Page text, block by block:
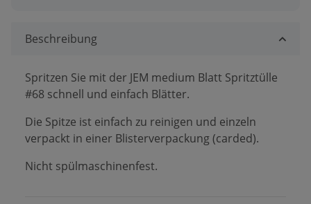
Beschreibung
Spritzen Sie mit der JEM medium Blatt Spritztülle
#68 schnell und einfach Blätter.
Die Spitze ist einfach zu reinigen und einzeln
verpackt in einer Blisterverpackung (carded).
Nicht spülmaschinenfest.